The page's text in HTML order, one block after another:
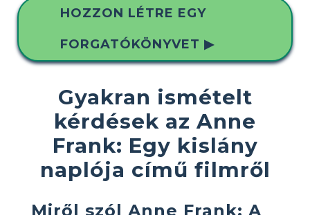
HOZZON LÉTRE EGY
FORGATÓKÖNYVET ▶
Gyakran ismételt
kérdések az Anne
Frank: Egy kislány
naplója című filmről
Miről szól Anne Frank: A